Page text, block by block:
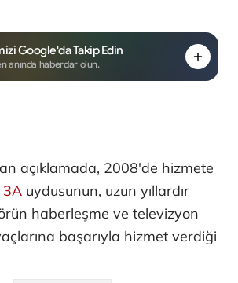
Google'da Takip Edin
anında haberdar olun.
açıklamada, 2008'de hizmete
3A uydusunun, uzun yıllardır
haberleşme ve televizyon
başarıyla hizmet verdiği